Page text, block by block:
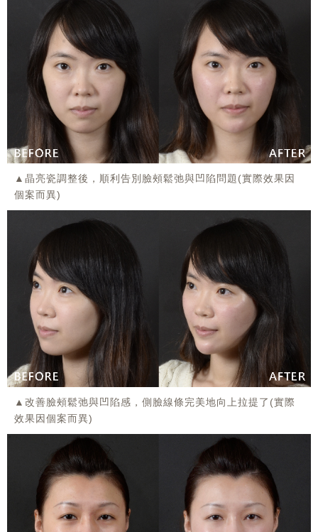
▲晶亮瓷調整後，順利告別臉頰鬆弛與凹陷問題(實際效果因
個案而異)
▲改善臉頰鬆弛與凹陷感，側臉線條完美地向上拉提了(實際
效果因個案而異)